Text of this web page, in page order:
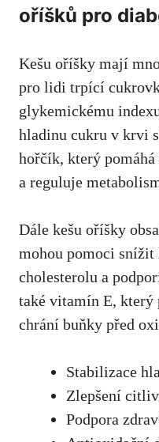
oříšků pro
Kešu⁤ oříšky mají
pro‍ lidi trpící
glykemickému
hladinu cukru v krvi
hořčík, který
a reguluje⁢
Dále ‍kešu oříšky
mohou​ pomoci
cholesterolu a
také ‌vitamín⁤ E,⁣ který
chrání ⁣buňky ⁤před
Stabilizace​
Zlepšení
Podpora